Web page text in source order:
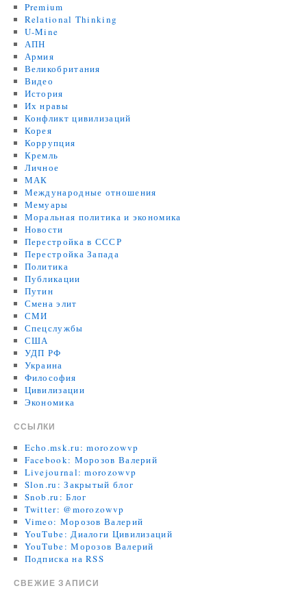
Premium
Relational Thinking
U-Mine
АПН
Армия
Великобритания
Видео
История
Их нравы
Конфликт цивилизаций
Корея
Коррупция
Кремль
Личное
МАК
Международные отношения
Мемуары
Моральная политика и экономика
Новости
Перестройка в СССР
Перестройка Запада
Политика
Публикации
Путин
Смена элит
СМИ
Спецслужбы
США
УДП РФ
Украина
Философия
Цивилизации
Экономика
ССЫЛКИ
Echo.msk.ru: morozowvp
Facebook: Морозов Валерий
Livejournal: morozowvp
Slon.ru: Закрытый блог
Snob.ru: Блог
Twitter: @morozowvp
Vimeo: Морозов Валерий
YouTube: Диалоги Цивилизаций
YouTube: Морозов Валерий
Подписка на RSS
СВЕЖИЕ ЗАПИСИ